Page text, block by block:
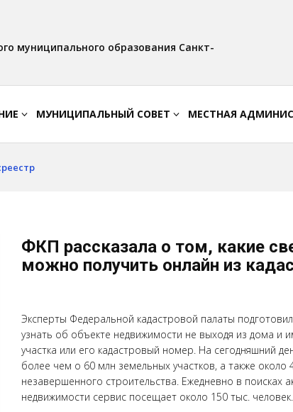
муниципального образования Санкт-
МУНИЦИПАЛЬНЫЙ СОВЕТ МЕСТНАЯ
ФКП рассказала о том, какие
можно получить онлайн из
Эксперты Федеральной кадастровой палаты
узнать об объекте недвижимости не выходя из дома и
участка или его кадастровый номер. На сегодняшний
более чем о 60 млн земельных участков, а также
незавершенного строительства. Ежедневно в
недвижимости сервис посещает около 150 тыс. человек.